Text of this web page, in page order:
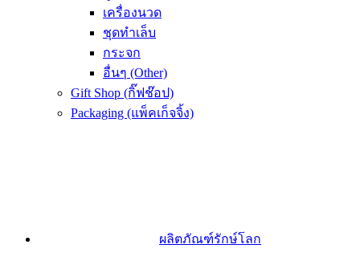
เครื่องนวด
ชุดทำเล็บ
กระจก
อื่นๆ (Other)
Gift Shop (กิ๊ฟช๊อป)
Packaging (แพ็คเก็จจิ้ง)
ผลิตภัณฑ์รักษ์โลก